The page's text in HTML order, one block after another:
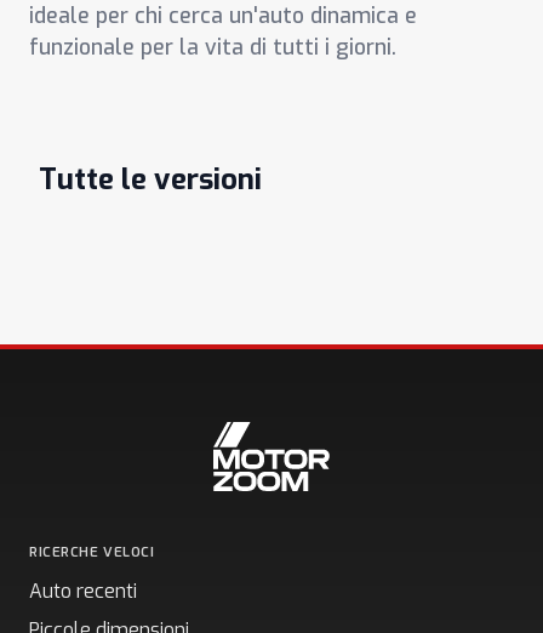
ideale per chi cerca un'auto dinamica e
funzionale per la vita di tutti i giorni.
Tutte le versioni
RICERCHE VELOCI
Auto recenti